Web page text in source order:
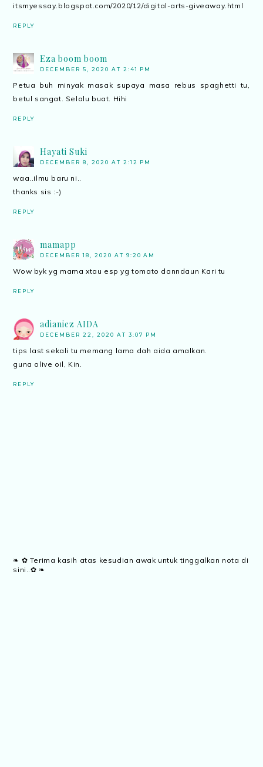
itsmyessay.blogspot.com/2020/12/digital-arts-giveaway.html
REPLY
Eza boom boom
DECEMBER 5, 2020 AT 2:41 PM
Petua buh minyak masak supaya masa rebus spaghetti tu,
betul sangat. Selalu buat. Hihi
REPLY
Hayati Suki
DECEMBER 8, 2020 AT 2:12 PM
waa..ilmu baru ni..
thanks sis :-)
REPLY
mamapp
DECEMBER 18, 2020 AT 9:20 AM
Wow byk yg mama xtau esp yg tomato danndaun Kari tu
REPLY
adianiez AIDA
DECEMBER 22, 2020 AT 3:07 PM
tips last sekali tu memang lama dah aida amalkan.
guna olive oil, Kin.
REPLY
❧ ✿ Terima kasih atas kesudian awak untuk tinggalkan nota di
sini..✿ ❧